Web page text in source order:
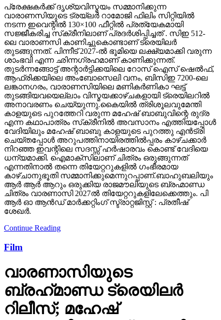
പ്രേക്ഷകർക്ക് ദൃശ്യവിസ്മയം സമ്മാനിക്കുന്ന
വാരാണസിയുടെ ട്രയ്ലർ റാമോജി ഫിലിം സിറ്റിയിൽ
നടന്ന ഇവെന്റിൽ 130×100 ഫീറ്റിൽ പ്രത്യേകമായി
സജ്ജീകരിച്ച സ്‌ക്രീനിലാണ് പ്രദർശിപ്പിച്ചത് . സിഇ 512-
ലെ വാരാണസി കാണിച്ചുകൊണ്ടാണ് ട്രെയിലര്‍
തുടങ്ങുന്നത്. പിന്നീട് 2027-ല്‍ ഭൂമിയെ ലക്ഷ്യമാക്കി വരുന്ന
ശാംഭവി എന്ന ഛിന്നഗ്രഹമാണ് കാണിക്കുന്നത്.
തുടര്‍ന്നങ്ങോട്ട് അന്റാര്‍ട്ടിക്കയിലെ റോസ് ഐസ് ഷെല്‍ഫ്,
ആഫ്രിക്കയിലെ അംബോസെലി വനം, ബിസിഇ 7200-ലെ
ലങ്കാനഗരം, വാരാണസിയിലെ മണികര്‍ണികാ ഘട്ട്
തുടങ്ങിയവയെല്ലാം വിസ്മയക്കാഴ്ചകളായി ട്രെയിലറില്‍
അനാവരണം ചെയ്യുന്നു.കൈയില്‍ ത്രിശൂലവുമേന്തി
കാളയുടെ പുറത്തേറി വരുന്ന മഹേഷ് ബാബുവിന്റെ രുദ്ര
എന്ന കഥാപാത്രം സ്‌ക്രീനിൽ അവസാനം എത്തിയപ്പോൾ
വേദിയിലും മഹേഷ് ബാബു കാളയുടെ പുറത്തു എൻട്രി
ചെയ്തപ്പോൾ അറുപത്തിനായിരത്തിൽപ്പരം കാഴ്ചക്കാർ
നിറഞ്ഞ ഇവന്റിലെ സദസ്സ് ഹർഷാരവം കൊണ്ട് വേദിയെ
ധന്യമാക്കി. ഐമാക്‌സിലാണ് ചിത്രം ഒരുങ്ങുന്നത്
എന്നതിനാല്‍ തന്നെ തിയേറ്ററുകളില്‍ ഗംഭീരമായ
കാഴ്ചാനുഭൂതി സമ്മാനിക്കുമെന്നുറപ്പാണ്.ബാഹുബലിയും
ആർ ആർ ആറും ഒരുക്കിയ രാജമൗലിയുടെ ബ്രഹ്മാണ്ഡ
ചിത്രം വാരണാസി 2027ൽ തിയേറ്ററുകളിലേക്കെത്തും. പി
ആർ ഓ ആൻഡ് മാർക്കറ്റിംഗ് സ്ട്രാറ്റജിസ്റ്റ് : പ്രതീഷ്
ശേഖർ.
Continue Reading
Film
വാരണാസിയുടെ
ബ്രഹ്‌മാണ്ഡ ട്രെയിലര്‍
റിലീസ്; മഹേഷ്